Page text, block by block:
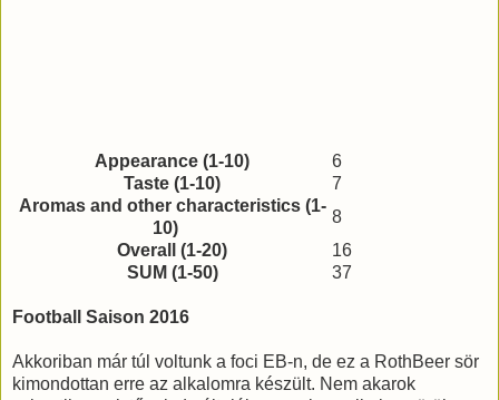
Appearance (1-10)
6
Taste (1-10)
7
Aromas and other characteristics (1-
10)
8
Overall (1-20)
16
SUM (1-50)
37
Football Saison 2016
Akkoriban már túl voltunk a foci EB-n, de ez a RothBeer sör
kimondottan erre az alkalomra készült. Nem akarok